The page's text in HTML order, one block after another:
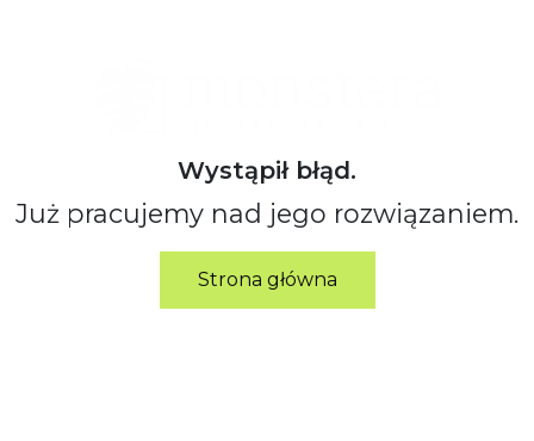
Wystąpił błąd.
Już pracujemy nad jego rozwiązaniem.
Strona główna